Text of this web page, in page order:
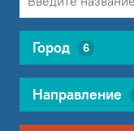
Город 6
Направление